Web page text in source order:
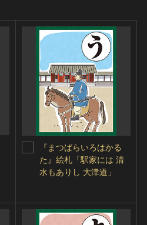
『まつばらいろはかる
た』絵札「駅家には 清
水もありし 大津道」